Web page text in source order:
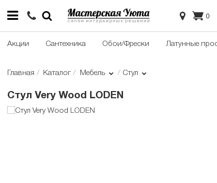
0
Акции Сантехника Обои/Фрески Латунные
Главная Каталог Мебель Стул
Стул Very Wood LODEN